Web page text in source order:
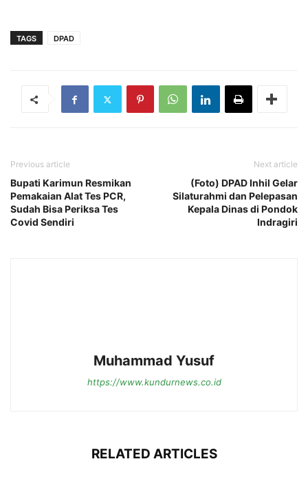
TAGS DPAD
Previous article
Bupati Karimun Resmikan
Pemakaian Alat Tes PCR,
Sudah Bisa Periksa Tes
Covid Sendiri
Next article
(Foto) DPAD Inhil Gelar
Silaturahmi dan Pelepasan
Kepala Dinas di Pondok
Indragiri
Muhammad Yusuf
https://www.kundurnews.co.id
RELATED ARTICLES